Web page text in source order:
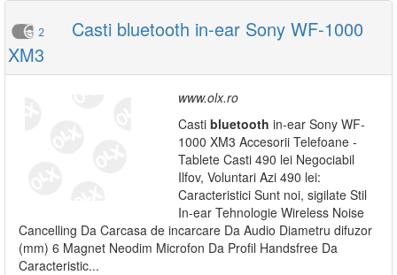
2
Casti bluetooth in-ear Sony WF-1000
XM3
www.olx.ro
Casti bluetooth in-ear Sony WF-
1000 XM3 Accesorii Telefoane -
Tablete Casti 490 lei Negociabil
Ilfov, Voluntari Azi 490 lei:
Caracteristici Sunt noi, sigilate Stil
In-ear Tehnologie Wireless Noise
Cancelling Da Carcasa de incarcare Da Audio Diametru difuzor
(mm) 6 Magnet Neodim Microfon Da Profil Handsfree Da
Caracteristic...